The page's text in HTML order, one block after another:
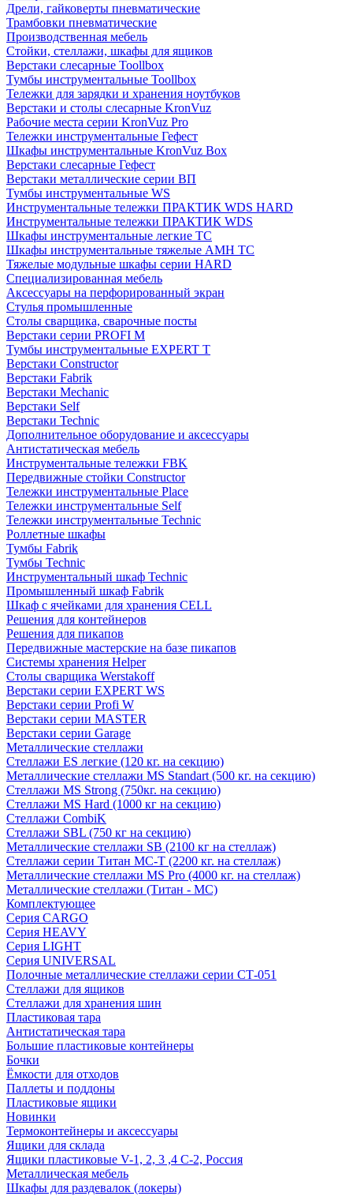
Дрели, гайковерты пневматические
Трамбовки пневматические
Производственная мебель
Стойки, стеллажи, шкафы для ящиков
Верстаки слесарные Toollbox
Тумбы инструментальные Toollbox
Тележки для зарядки и хранения ноутбуков
Верстаки и столы слесарные KronVuz
Рабочие места серии KronVuz Pro
Тележки инструментальные Гефест
Шкафы инструментальные KronVuz Box
Верстаки слесарные Гефест
Верстаки металлические серии ВП
Тумбы инструментальные WS
Инструментальные тележки ПРАКТИК WDS HARD
Инструментальные тележки ПРАКТИК WDS
Шкафы инструментальные легкие ТС
Шкафы инструментальные тяжелые AMH TC
Тяжелые модульные шкафы серии HARD
Cпециализированная мебель
Аксессуары на перфорированный экран
Стулья промышленные
Столы сварщика, сварочные посты
Верстаки серии PROFI M
Тумбы инструментальные EXPERT T
Верстаки Constructor
Верстаки Fabrik
Верстаки Mechanic
Верстаки Self
Верстаки Technic
Дополнительное оборудование и аксессуары
Антистатическая мебель
Инструментальные тележки FBK
Передвижные стойки Constructor
Тележки инструментальные Place
Тележки инструментальные Self
Тележки инструментальные Technic
Роллетные шкафы
Тумбы Fabrik
Тумбы Technic
Инструментальный шкаф Technic
Промышленный шкаф Fabrik
Шкаф с ячейками для хранения CELL
Решения для контейнеров
Решения для пикапов
Передвижные мастерские на базе пикапов
Системы хранения Helper
Столы сварщика Werstakoff
Верстаки серии EXPERT WS
Верстаки серии Profi W
Верстаки серии MASTER
Верстаки серии Garage
Металлические стеллажи
Стеллажи ES легкие (120 кг. на секцию)
Металлические стеллажи MS Standart (500 кг. на секцию)
Стеллажи MS Strong (750кг. на секцию)
Стеллажи MS Hard (1000 кг на секцию)
Стеллажи CombiK
Стеллажи SBL (750 кг на секцию)
Металлические стеллажи SB (2100 кг на стеллаж)
Стеллажи серии Титан МС-Т (2200 кг. на стеллаж)
Металлические стеллажи MS Pro (4000 кг. на стеллаж)
Металлические стеллажи (Титан - МС)
Комплектующее
Серия CARGO
Серия HEAVY
Серия LIGHT
Серия UNIVERSAL
Полочные металлические стеллажи серии СТ-051
Стеллажи для ящиков
Стеллажи для хранения шин
Пластиковая тара
Антистатическая тара
Большие пластиковые контейнеры
Бочки
Ёмкости для отходов
Паллеты и поддоны
Пластиковые ящики
Новинки
Термоконтейнеры и аксессуары
Ящики для склада
Ящики пластиковые V-1, 2, 3 ,4 С-2, Россия
Металлическая мебель
Шкафы для раздевалок (локеры)